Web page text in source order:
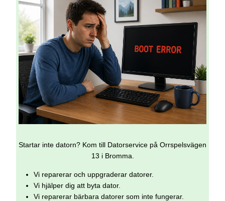
Startar inte datorn? Kom till Datorservice på Orrspelsvägen
13 i Bromma.
Vi reparerar och uppgraderar datorer.
Vi hjälper dig att byta dator.
Vi reparerar bärbara datorer som inte fungerar.